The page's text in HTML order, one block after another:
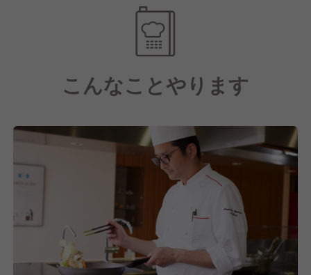
お休みに関しては年間休日122日(月8〜11日休み)、実
働8時間/日の実施をおこない、残業代も別途支給とな
さらに子育て支援や各種手当も充実している点や、産
業医・保健師を中心に健康支援を徹底し、一人ひとり
が健康でいられるように様々な取り組みをおこなって
ょう。
【しっかりとスキルアップ・キャリアアップもできま
そして私たちは日本最大級の給食・ホスピタリティサ
ービス企業として在り続けています。
これには今働いてくれている社員一人ひとりの成長が
あってこそだと考えており、だからこそスキルアッ
こんなことやります